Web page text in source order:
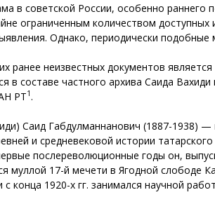
в советской России, особенно раннего
ограниченным количеством
Однако, периодически
ранее неизвестных документов
в составе частного архива Саида
РТ1 .
Саид Габдулманнанович (1887-1938)
и средневековой истории
послереволюционные годы он,
муллой 17-й мечети в Ягодной слободе
с конца 1920-х гг. занимался научной